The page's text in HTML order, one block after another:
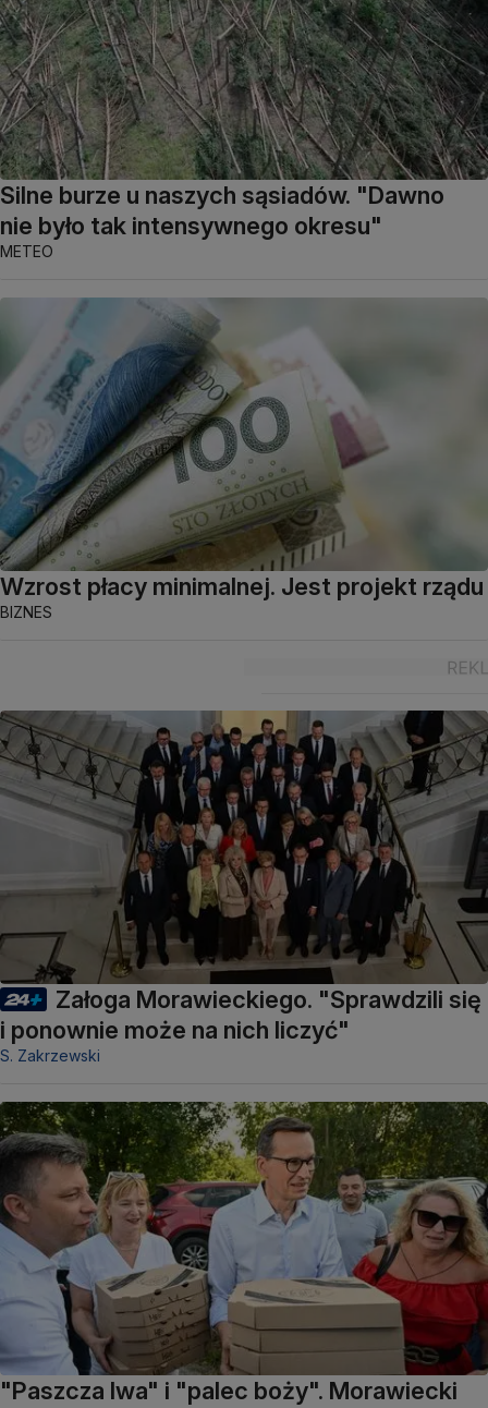
Silne burze u naszych sąsiadów. "Dawno
nie było tak intensywnego okresu"
METEO
Wzrost płacy minimalnej. Jest projekt rządu
BIZNES
Załoga Morawieckiego. "Sprawdzili się
i ponownie może na nich liczyć"
S. Zakrzewski
"Paszcza lwa" i "palec boży". Morawiecki